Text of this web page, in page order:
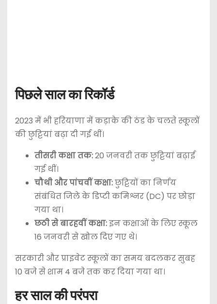
पिछले साल का रिकॉर्ड
2023 में भी हरियाणा में कड़ाके की ठंड के चलते स्कूलों
की छुट्टियां बढ़ा दी गई थीं।
तीसरी कक्षा तक:20 जनवरी तक छुट्टियां बढ़ाई
गई थीं।
चौथी और पांचवीं कक्षा:छुट्टियों का निर्णय
संबंधित जिले के डिप्टी कमिश्नर (DC) पर छोड़ा
गया था।
छठी से बारहवीं कक्षा:इन कक्षाओं के लिए स्कूल
16 जनवरी से खोल दिए गए थे।
सरकारी और प्राइवेट स्कूलों का समय बदलकर सुबह
10 बजे से शाम 4 बजे तक कर दिया गया था।
हर साल की परंपरा